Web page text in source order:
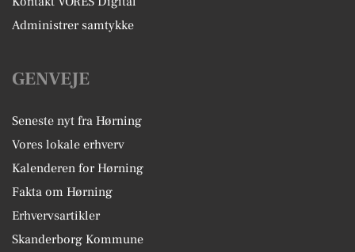
Administrer samtykke
GENVEJE
Seneste nyt fra Hørning
Vores lokale erhverv
Kalenderen for Hørning
Fakta om Hørning
Erhvervsartikler
Skanderborg Kommune